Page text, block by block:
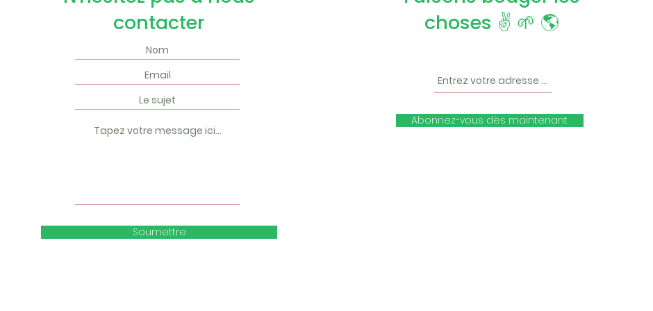
contacter
Soumettre
choses ✌️ 🌱 🌎
Abonnez-vous dès maintenant